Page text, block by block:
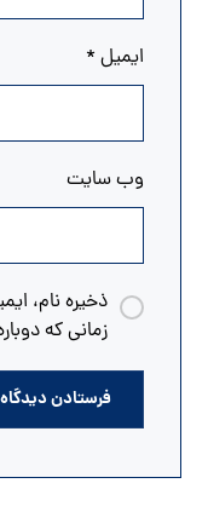
ایمیل *
وب‌ سایت
ذخیره نام،
زمانی که